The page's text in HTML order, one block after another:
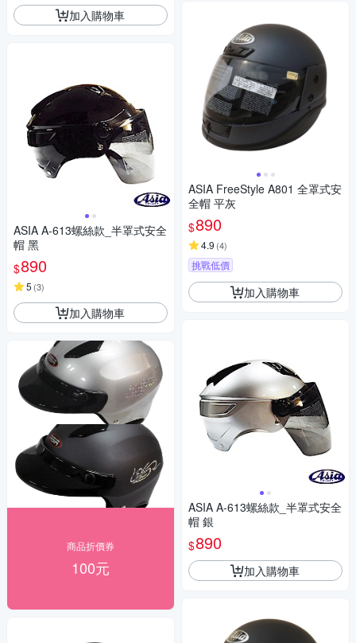
加入購物車
ASIA A-613螺絲款_半罩式安全
帽 黑
$890
5 (3)
加入購物車
商品折價券
100元
ASIA FreeStyle A801 全罩式安
全帽 平灰
$890
4.9 (4)
挑戰低價
加入購物車
ASIA A-613螺絲款_半罩式安全
帽 銀
$890
加入購物車